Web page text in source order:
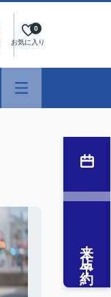
お気に入り
0
来店予約